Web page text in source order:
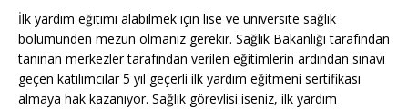
İlk yardım eğitimi alabilmek için lise ve üniversite sağlık
bölümünden mezun olmanız gerekir. Sağlık Bakanlığı tarafından
tanınan merkezler tarafından verilen eğitimlerin ardından sınavı
geçen katılımcılar 5 yıl geçerli ilk yardım eğitmeni sertifikası
almaya hak kazanıyor. Sağlık görevlisi iseniz, ilk yardım